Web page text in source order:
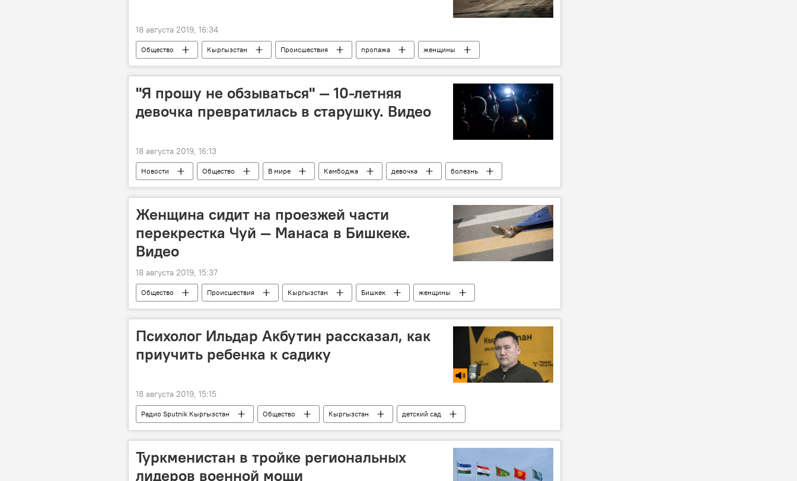
18 августа 2019, 16:34
Общество Кыргызстан Происшествия пропажа
женщины
Кант
Новости
"Я прошу не обзываться" — 10-летняя
девочка превратилась в старушку. Видео
18 августа 2019, 16:13
Новости Общество В мире Камбоджа девочка
болезнь
кожа
Женщина сидит на проезжей части
перекрестка Чуй — Манаса в Бишкеке.
Видео
18 августа 2019, 15:37
Общество Происшествия Кыргызстан Бишкек
женщины
опасность
дорога Новости
Психолог Ильдар Акбутин рассказал, как
приучить ребенка к садику
18 августа 2019, 15:15
Радио Sputnik Кыргызстан Общество Кыргызстан
детский сад
родительство
ребенок воспитатель
Туркменистан в тройке региональных
лидеров военной мощи